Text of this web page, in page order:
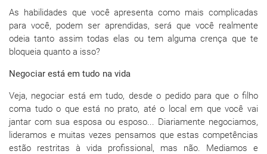
As habilidades que você apresenta como mais complicadas
para você, podem ser aprendidas, será que você realmente
odeia tanto assim todas elas ou tem alguma crença que te
bloqueia quanto a isso?
Negociar está em tudo na vida
Veja, negociar está em tudo, desde o pedido para que o filho
coma tudo o que está no prato, até o local em que você vai
jantar com sua esposa ou esposo... Diariamente negociamos,
lideramos e muitas vezes pensamos que estas competências
estão restritas à vida profissional, mas não. Mediamos e